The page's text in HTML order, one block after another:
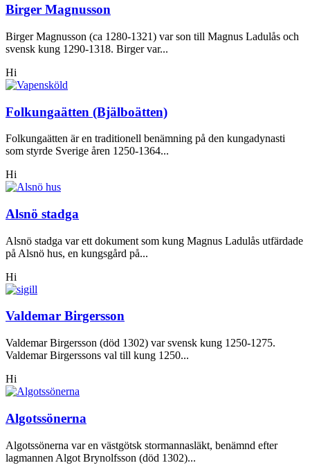
Birger Magnusson
Birger Magnusson (ca 1280-1321) var son till Magnus Ladulås och
svensk kung 1290-1318. Birger var...
Hi
Folkungaätten (Bjälboätten)
Folkungaätten är en traditionell benämning på den kungadynasti
som styrde Sverige åren 1250-1364...
Hi
Alsnö stadga
Alsnö stadga var ett dokument som kung Magnus Ladulås utfärdade
på Alsnö hus, en kungsgård på...
Hi
Valdemar Birgersson
Valdemar Birgersson (död 1302) var svensk kung 1250-1275.
Valdemar Birgerssons val till kung 1250...
Hi
Algotssönerna
Algotssönerna var en västgötsk stormannasläkt, benämnd efter
lagmannen Algot Brynolfsson (död 1302)...